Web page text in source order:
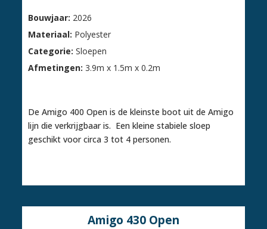
Bouwjaar: 2026
Materiaal: Polyester
Categorie:Sloepen
Afmetingen: 3.9m x 1.5m x 0.2m
De Amigo 400 Open is de kleinste boot uit de Amigo
lijn die verkrijgbaar is. Een kleine stabiele sloep
geschikt voor circa 3 tot 4 personen.
Amigo 430 Open